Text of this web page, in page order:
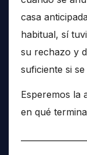
casa
habitual, sí
su rechazo y
suficiente si
Esperemos la
en qué